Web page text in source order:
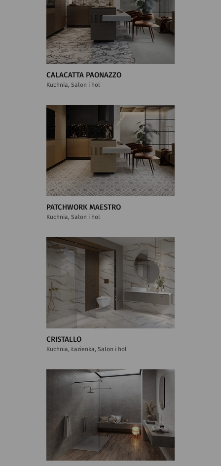
CALACATTA PAONAZZO
Kuchnia, Salon i hol
PATCHWORK MAESTRO
Kuchnia, Salon i hol
CRISTALLO
Kuchnia, Łazienka, Salon i hol